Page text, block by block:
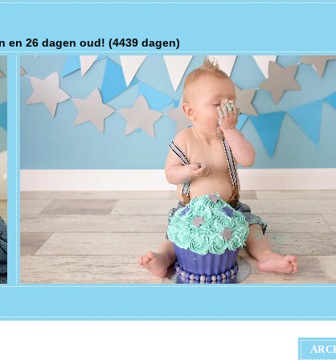
en 26 dagen oud! (4439 dagen)